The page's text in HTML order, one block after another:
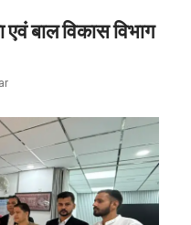
एवं बाल विकास विभाग